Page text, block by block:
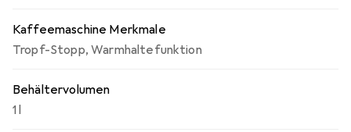
Kaffeemaschine Merkmale
Tropf-Stopp,Warmhaltefunktion
Behältervolumen
1 l